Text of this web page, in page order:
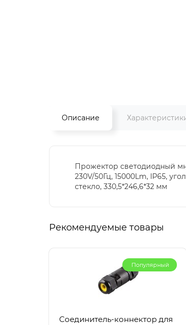
Описание
Прожектор светодиодный
230V/50Гц, 15000Lm, IP65,
стекло, 330,5*246,6*32 мм
Рекомендуемые товары
Популярный
Соединитель-коннектор для